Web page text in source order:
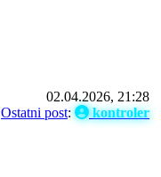
02.04.2026, 21:28
Ostatni post: kontroler